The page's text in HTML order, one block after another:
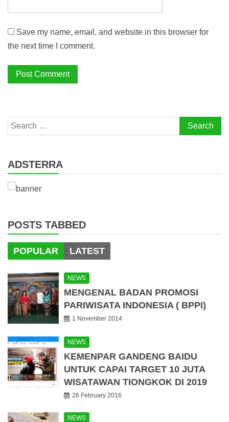
Save my name, email, and website in this browser for
the next time I comment.
Search
for:
ADSTERRA
POSTS TABBED
POPULAR LATEST
NEWS
MENGENAL BADAN PROMOSI
PARIWISATA INDONESIA ( BPPI)
1 November 2014
NEWS
KEMENPAR GANDENG BAIDU
UNTUK CAPAI TARGET 10 JUTA
WISATAWAN TIONGKOK DI 2019
26 February 2016
NEWS